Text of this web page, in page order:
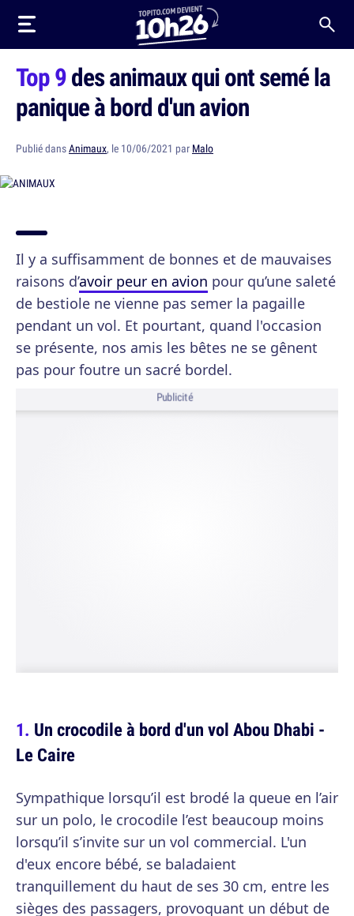
Top 9des animaux qui ont semé la
panique à bord d'un avion
Publié dansAnimaux, le 10/06/2021 par Malo
Il y a suffisamment de bonnes et de mauvaises
raisons d’avoir peur en avion pour qu’une saleté
de bestiole ne vienne pas semer la pagaille
pendant un vol. Et pourtant, quand l'occasion
se présente, nos amis les bêtes ne se gênent
pas pour foutre un sacré bordel.
Publicité
Un crocodile à bord d'un vol Abou Dhabi -
Le Caire
Sympathique lorsqu’il est brodé la queue en l’air
sur un polo, le crocodile l’est beaucoup moins
lorsqu’il s’invite sur un vol commercial. L'un
d'eux encore bébé, se baladaient
tranquillement du haut de ses 30 cm, entre les
sièges des passagers, provoquant un début de